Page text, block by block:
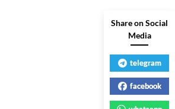
Share on Social
Media
telegram
facebook